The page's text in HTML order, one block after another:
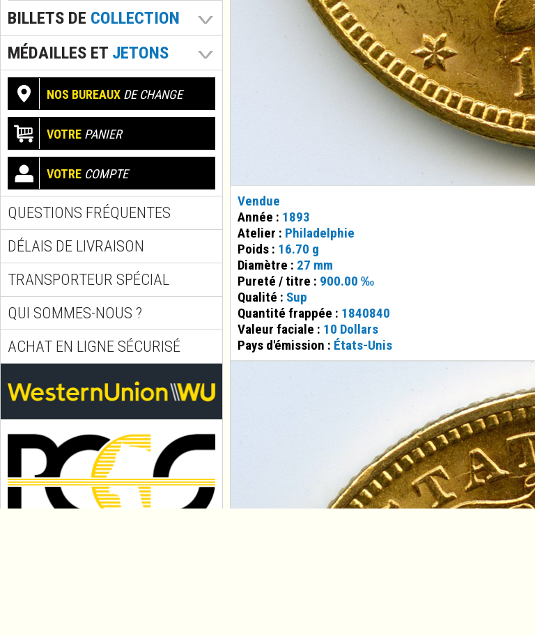
BILLETS DE COLLECTION
MÉDAILLES ET JETONS
NOS BUREAUX DE CHANGE
VOTRE PANIER
VOTRE COMPTE
QUESTIONS FRÉQUENTES
DÉLAIS DE LIVRAISON
TRANSPORTEUR SPÉCIAL
QUI SOMMES-NOUS ?
ACHAT EN LIGNE SÉCURISÉ
Vendue
Année : 1893
Atelier : Philadelphie
Poids : 16.70 g
Diamètre : 27 mm
Pureté / titre : 900.00 ‰
Qualité : Sup
Quantité frappée : 1840840
Valeur faciale : 10 Dollars
Pays d'émission : États-Unis